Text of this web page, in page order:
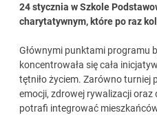
24 stycznia w Szkole
charytatywnym, które po raz
Głównymi punktami programu
koncentrowała się cała
tętniło życiem. Zarówno turniej
emocji, zdrowej rywalizacji oraz
potrafi integrować